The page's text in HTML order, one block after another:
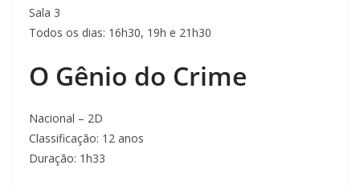
Sala 3
Todos os dias: 16h30, 19h e 21h30
O Gênio do Crime
Nacional – 2D
Classificação: 12 anos
Duração: 1h33